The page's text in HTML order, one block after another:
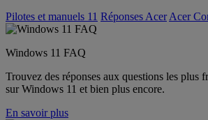
Pilotes et manuels 11 Réponses Acer Acer
Windows 11 FAQ
Trouvez des réponses aux questions les plus
sur Windows 11 et bien plus encore.
En savoir plus